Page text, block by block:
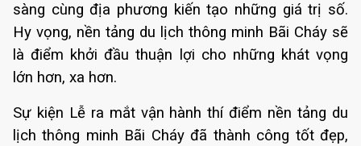
sàng cùng địa phương kiến tạo những giá trị số.
Hy vọng, nền tảng du lịch thông minh Bãi Cháy sẽ
là điểm khởi đầu thuận lợi cho những khát vọng
lớn hơn, xa hơn.
Sự kiện Lễ ra mắt vận hành thí điểm nền tảng du
lịch thông minh Bãi Cháy đã thành công tốt đẹp,